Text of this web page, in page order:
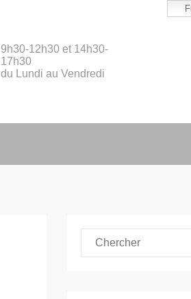
9h30-12h30 et 14h30-
17h30
du Lundi au Vendredi